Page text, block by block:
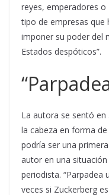
reyes, emperadores
tipo de empresas que
imponer su poder del
Estados despóticos”.
La autora se sentó
la cabeza en forma
podría ser una
autor en una
periodista. “Parpadea
veces si Zuckerberg